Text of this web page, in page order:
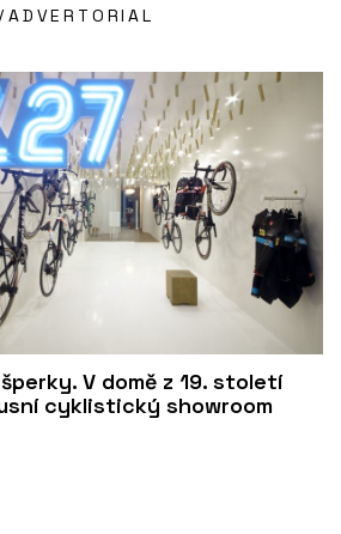
ADVERTORIAL
V domě z 19. století
cyklistický showroom